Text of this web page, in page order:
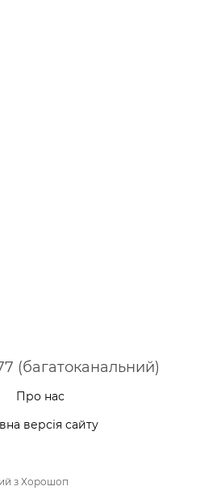
(багатоканальний)
Про нас
версія сайту
з Хорошоп